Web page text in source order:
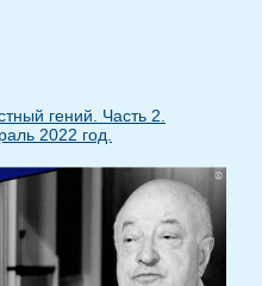
гений. Часть 2.
2022 год.